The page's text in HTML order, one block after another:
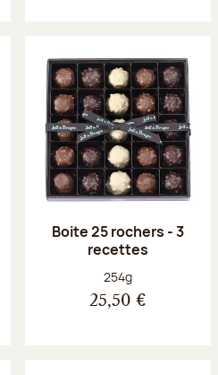
Boite 25 rochers - 3
recettes
Poids net :
254g
25,50 €